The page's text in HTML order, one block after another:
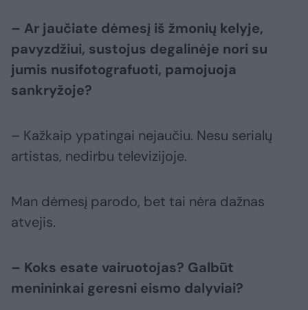
– Ar jaučiate dėmesį iš žmonių kelyje,
pavyzdžiui, sustojus degalinėje nori su
jumis nusifotografuoti, pamojuoja
sankryžoje?
– Kažkaip ypatingai nejaučiu. Nesu serialų
artistas, nedirbu televizijoje.
Man dėmesį parodo, bet tai nėra dažnas
atvejis.
– Koks esate vairuotojas? Galbūt
menininkai geresni eismo dalyviai?